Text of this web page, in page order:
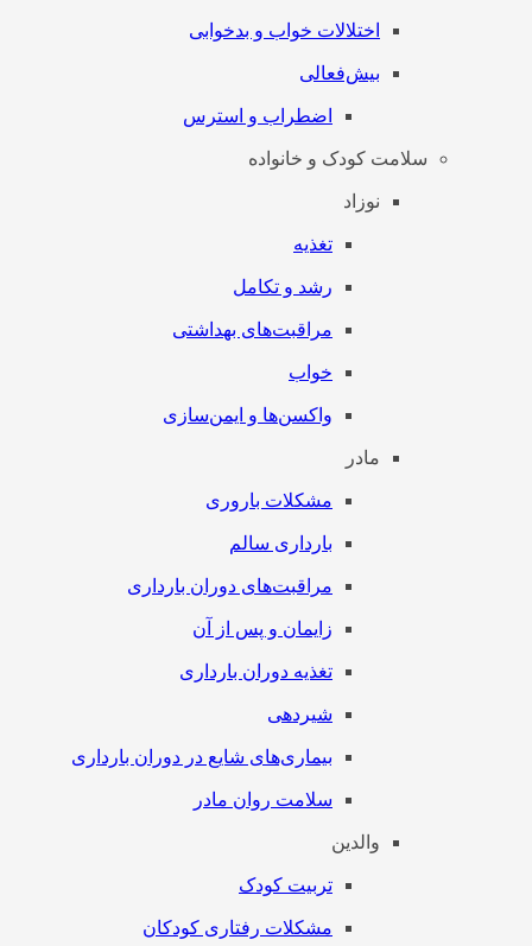
اختلالات خواب و بدخوابی
بیش‌فعالی
اضطراب و استرس
سلامت کودک و خانواده
نوزاد
تغذیه
رشد و تکامل
مراقبت‌های بهداشتی
خواب
واکسن‌ها و ایمن‌سازی
مادر
مشکلات باروری
بارداری سالم
مراقبت‌های دوران بارداری
زایمان و پس از آن
تغذیه دوران بارداری
شیردهی
بیماری‌های شایع در دوران بارداری
سلامت روان مادر
والدین
تربیت کودک
مشکلات رفتاری کودکان